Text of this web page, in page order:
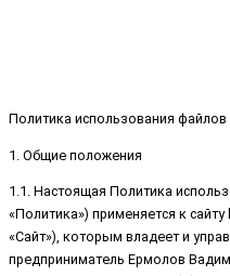
Политика использования
1. Общие положения
1.1. Настоящая Политика
«Политика») применяется к
«Сайт»), которым владеет и
предприниматель Ермолов